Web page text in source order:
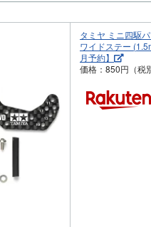
タミヤ ミニ四駆
ワイドステー
月予約】
価格：850円（税